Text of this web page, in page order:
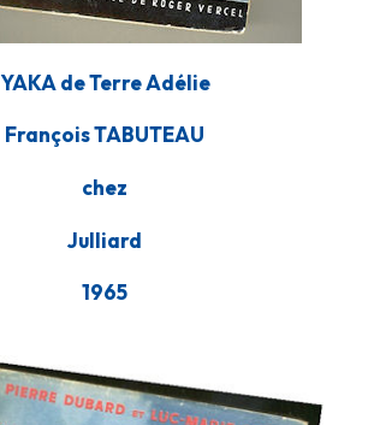
YAKA de Terre Adélie
François TABUTEAU
chez
Julliard
1965